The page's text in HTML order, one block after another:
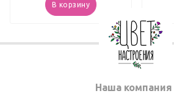
В корзину
Наша компания